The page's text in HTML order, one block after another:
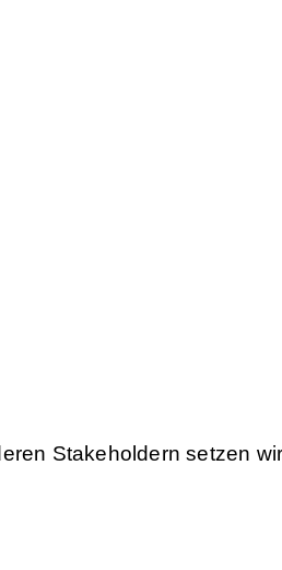
Stakeholdern setzen